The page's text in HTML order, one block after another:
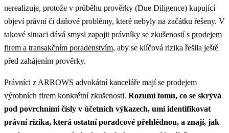
nerealizuje, protože v průběhu prověrky (Due Diligence) kupující
objeví právní či daňové problémy, které nebyly na začátku řešeny. V
takové situaci dává smysl zapojit právníky se zkušeností s prodejem
firem a transakčním poradenstvím, aby se klíčová rizika řešila ještě
před zahájením prověrky.
Právníci z ARROWS advokátní kanceláře mají se prodejem
výrobních firem konkrétní zkušenosti. Rozumí tomu, co se skrývá
pod povrchními čísly v účetních výkazech, umí identifikovat
právní rizika, která ostatní poradcové přehlédnou, a znají, jak